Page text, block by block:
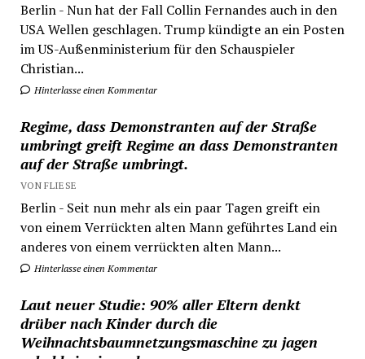
Berlin - Nun hat der Fall Collin Fernandes auch in den
USA Wellen geschlagen. Trump kündigte an ein Posten
im US-Außenministerium für den Schauspieler
Christian...
Hinterlasse einen Kommentar
Regime, dass Demonstranten auf der Straße
umbringt greift Regime an dass Demonstranten
auf der Straße umbringt.
VON FLIESE
Berlin - Seit nun mehr als ein paar Tagen greift ein
von einem Verrückten alten Mann geführtes Land ein
anderes von einem verrückten alten Mann...
Hinterlasse einen Kommentar
Laut neuer Studie: 90% aller Eltern denkt
drüber nach Kinder durch die
Weihnachtsbaumnetzungsmaschine zu jagen